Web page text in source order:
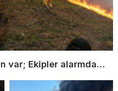
var; Ekipler alarmda…